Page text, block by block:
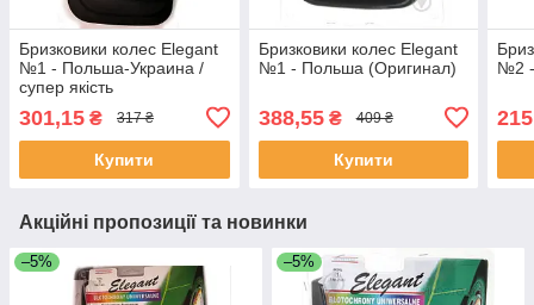
Бризковики колес Elegant
№1 - Польша-Украина /
супер якість
301,15 ₴ 317 ₴
Купити
Бризковики колес Elegant
№1 - Польша (Оригинал)
388,55₴ 409 ₴
Купити
№2 -
Акційні пропозиції та новинки
–5% –5%